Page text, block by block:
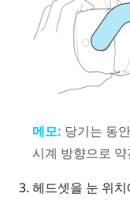
메모: 당기는 동
시계 방향으로
헤드셋을 눈 위